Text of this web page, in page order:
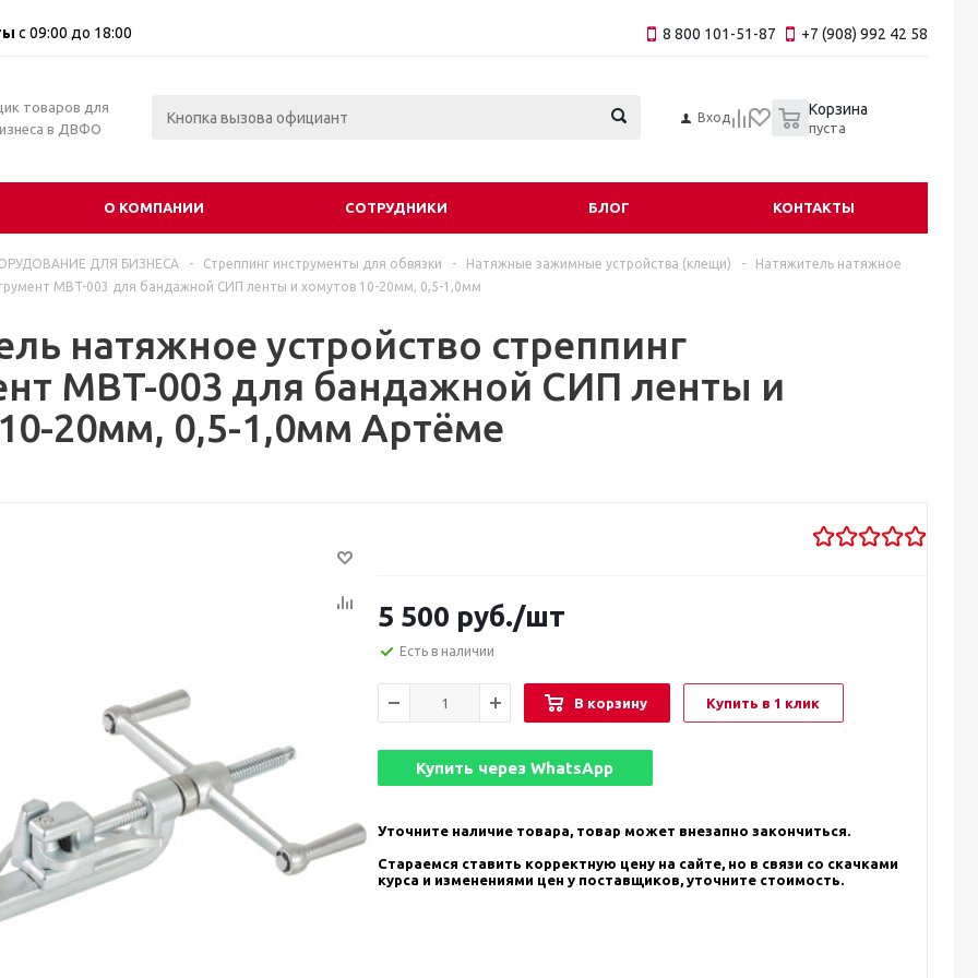
с 09:00 до 18:00 8 800 101-51-87 +7 (908) 992 42 58
товаров для
в ДВФО
Вход Корзина
пуста
О КОМПАНИИ СОТРУДНИКИ БЛОГ КОНТАКТЫ
ДЛЯ БИЗНЕСА - Стреппинг инструменты для обвязки - Натяжные зажимные устройства (клещи) -
Натяжитель натяжное
MBT-003 для бандажной СИП ленты и хомутов 10-20мм, 0,5-1,0мм
натяжное устройство стреппинг
MBT-003 для бандажной СИП ленты и
20мм, 0,5-1,0мм Артёме
5 500 руб./шт
Есть в наличии
В корзину Купить в 1 клик
Купить черезWhatsApp
Уточните наличие товара, товар может внезапно закончиться.
Стараемся ставить корректную цену на сайте, но в связи со скачками
курса и изменениями цен у поставщиков, уточните стоимость.